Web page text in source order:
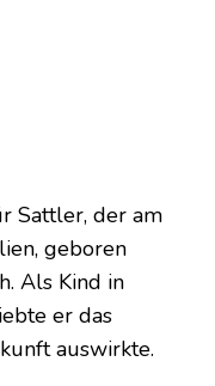
Sattler, der am
geboren
Als Kind in
er das
auswirkte.